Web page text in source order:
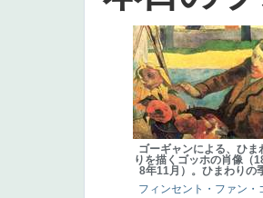
ゴーギャンによる、ひま
りを描くゴッホの肖像（
8年11月）。ひまわりの
フィンセント・ファン・